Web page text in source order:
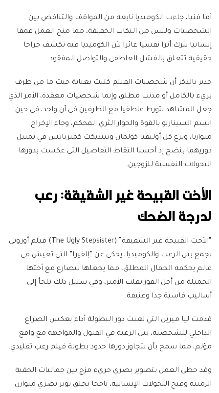
أما فنيا، جاءت الكوميديا نابعة من المواقف والتناقض بين
الشخصيات وليس من النكات الخفيفة، مما منح العمل عمقا
إنسانيا يترك أثرا نفسيا غائرا لأن الكوميديا فيه تكشف جراحا
حقيقية تتعلق بالفشل العاطفي والتواصل المفقود.
جدير بالذكر أن شخصيات الفيلم كتبت بعناية حيث ما من طرف
بريء بالكامل أو مذنب مطلق وإنما شخصيات معقدة، الأمر الذي
جعل المشاهد يتورط عاطفيا مع الطرفين في آن واحد، في حين
اتسم السيناريو بالقوة والحوار الثري المحكم، وجاء الإخراج
متوازنا، وبرع كل أوليفيا كولمان وبينديكت كمبرباتش في تمثيل
دوريهما بنضج إذ أحسنا التقاط التفاصيل التي عكست بدورها
التحولات النفسية للزوجين.
الأخت القبيحة غير الشقيقة: رعب
لدرجة الضحك
“الأخت القبيحة غير الشقيقة” (The Ugly Stepsister) فيلم أوروبي
يجمع بين الرعب والكوميديا، يحكي عن “إلفيرا” التي تعيش في
عالم يحكمه الجمال المطلق، مما يجعلها تتصارع مع أختها
الجميلة من أجل الفوز بقلب الأمير، وفي سبيل ذلك تلجأ إلى
أساليب قاسية جدا وعنيفة.
قدمت ليا ميرين التي لعبت دور البطولة أداء يعكس الصراع
الداخلي للشخصية، بين الرغبة في القبول والمواجهة مع واقع
مؤلم، مما سمح بأن يتجاوز دورها حدود بطولة فيلم رعب تقليدي.
وقد حظي العمل بتصوير بصري جريء مزج بين جماليات الحقبة
الزمنية وقبح التحولات الإنسانية، ناجحا بخلق توتر بصري متوازن